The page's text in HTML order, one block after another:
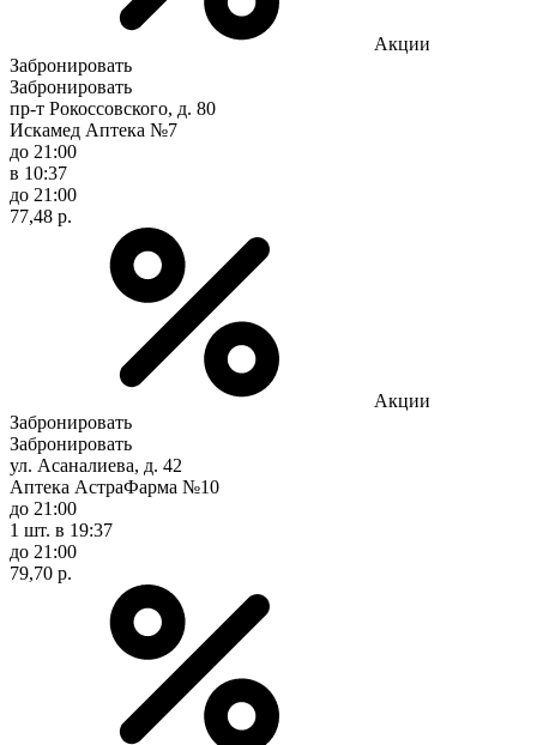
Акции
Забронировать
Забронировать
пр-т Рокоссовского, д. 80
Искамед Аптека №7
до 21:00
в 10:37
до 21:00
77,48 р.
Акции
Забронировать
Забронировать
ул. Асаналиева, д. 42
Аптека АстраФарма №10
до 21:00
1 шт. в 19:37
до 21:00
79,70 р.